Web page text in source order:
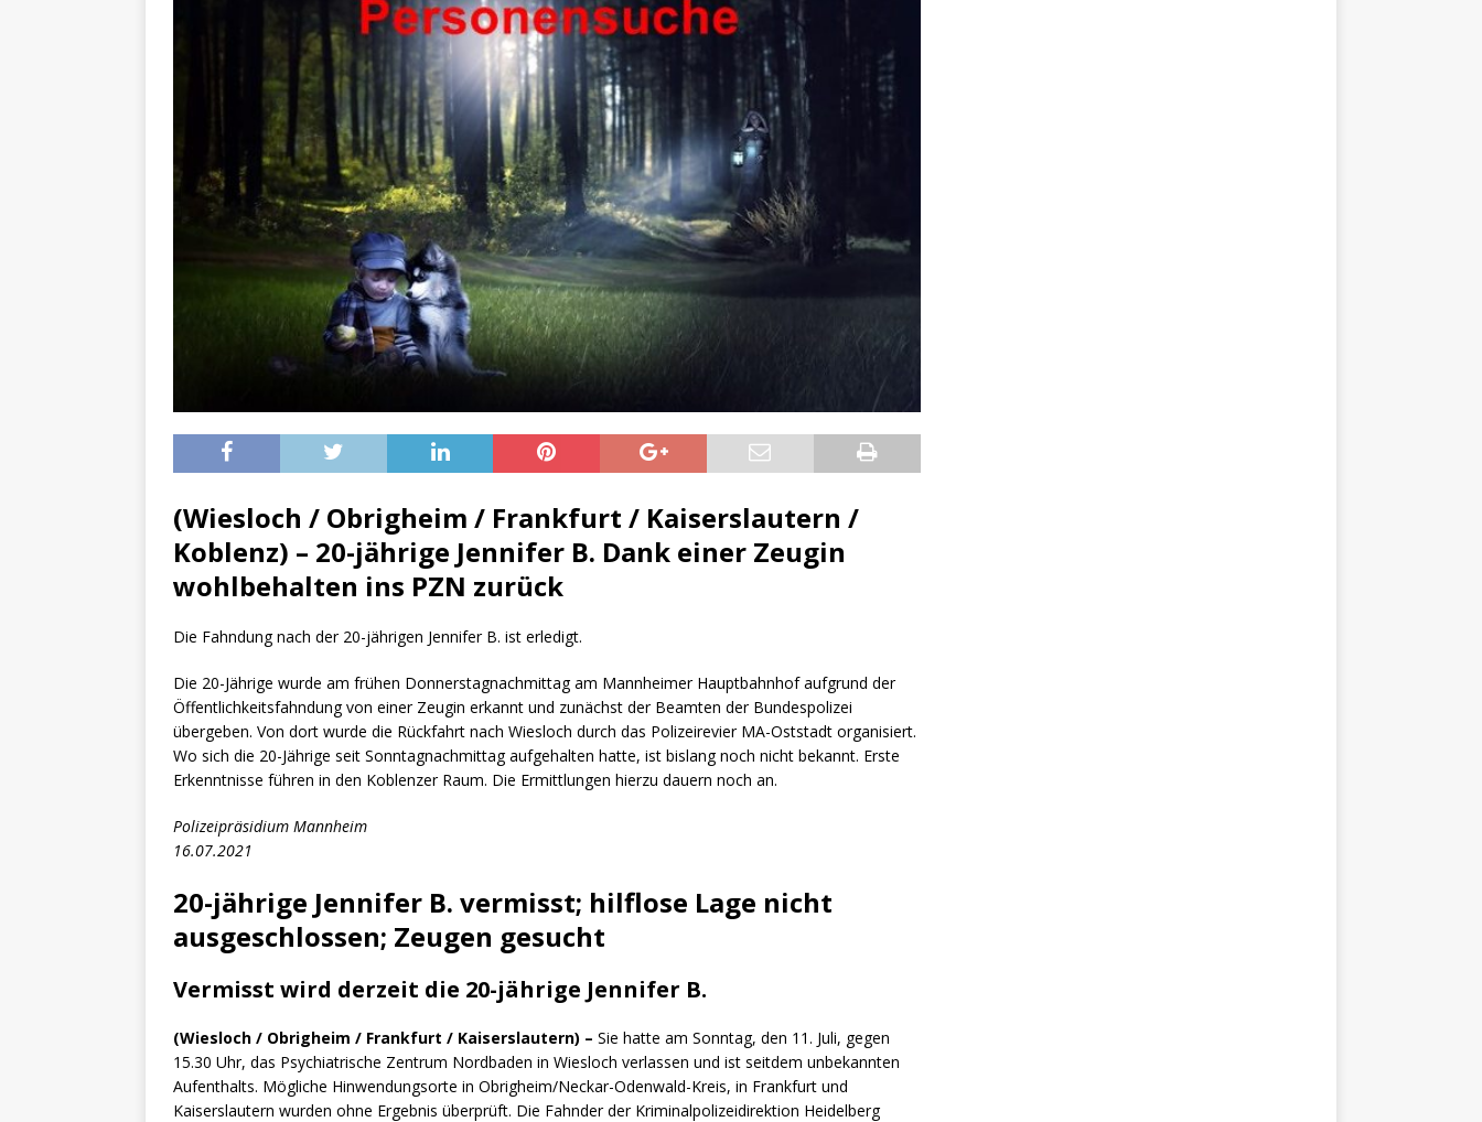
[ 16. Dezember 2023 ] Personensuche / Öffentlichkeitsfahndung
BLAULICHTMELDUNGEN
[ 11. November 2023 ]
Personensuche / Vermisste Person
BLAULICHTMELDUNGEN
[ 31. Oktober 2023 ]
Eilmeldung Polizei
BLAULICHTMELDUNGEN
[ 19. Oktober 2023 ]
Öffentlichkeitsfahndung
BLAULICHTMELDUNGEN
[ 15. April 2023 ] Natur/Umwelt – Militärischer Übungsplatz Dudenhofen / Speyer
& NATUR
[ 7. Mai 2025 ]
Radio Regenbogen spendet 10.000.- € an „Kinder unterm Regenbogen“
BADEN-WÜRTTEMBERG
[ 6. Mai 2025 ] Radarfallen / Blitzer / Geschwindigkeitsmessung für die KW 19 (05.05. –
11.05.2025)
GESCHWINDIGKEITSKONTROLLE
Deutsche Equipe gewinnt vor der Schweiz den Longines EEF Nations Cup im
[ 4. Mai 2025 ]
Technik Museum Speyer / Brazzeltag
SPEYER
[ 29. März 2024 ] Polizei / Konsumcannabisgesetz (KCanG) BLAULICHTMELDUNGEN
(Wiesloch / Obrigheim / Frankfurt / Kaiserslautern /
Koblenz) – 20-jährige Jennifer B. Dank einer Zeugin
wohlbehalten ins PZN zurück
Die Fahndung nach der 20-jährigen Jennifer B. ist erledigt.
Die 20-Jährige wurde am frühen Donnerstagnachmittag am Mannheimer Hauptbahnhof aufgrund der
Öffentlichkeitsfahndung von einer Zeugin erkannt und zunächst der Beamten der Bundespolizei
übergeben. Von dort wurde die Rückfahrt nach Wiesloch durch das Polizeirevier MA-Oststadt organisiert.
Wo sich die 20-Jährige seit Sonntagnachmittag aufgehalten hatte, ist bislang noch nicht bekannt. Erste
Erkenntnisse führen in den Koblenzer Raum. Die Ermittlungen hierzu dauern noch an.
Polizeipräsidium Mannheim
16.07.2021
20-jährige Jennifer B. vermisst; hilflose Lage nicht
ausgeschlossen; Zeugen gesucht
Vermisst wird derzeit die 20-jährige Jennifer B.
(Wiesloch / Obrigheim / Frankfurt / Kaiserslautern) – Sie hatte am Sonntag, den 11. Juli, gegen
15.30 Uhr, das Psychiatrische Zentrum Nordbaden in Wiesloch verlassen und ist seitdem unbekannten
Aufenthalts. Mögliche Hinwendungsorte in Obrigheim/Neckar-Odenwald-Kreis, in Frankfurt und
Kaiserslautern wurden ohne Ergebnis überprüft. Die Fahnder der Kriminalpolizeidirektion Heidelberg